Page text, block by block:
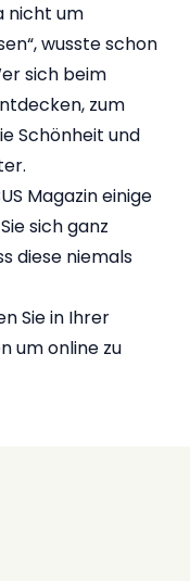
nicht um
wusste schon
sich beim
zum
Schönheit und
Magazin einige
sich ganz
diese niemals
Sie in Ihrer
um online zu